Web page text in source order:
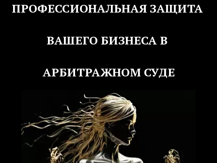
ПРОФЕССИОНАЛЬНАЯ ЗАЩИТА
ВАШЕГО БИЗНЕСА В
АРБИТРАЖНОМ СУДЕ